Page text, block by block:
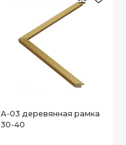
А-03 деревянная рамка
30-40